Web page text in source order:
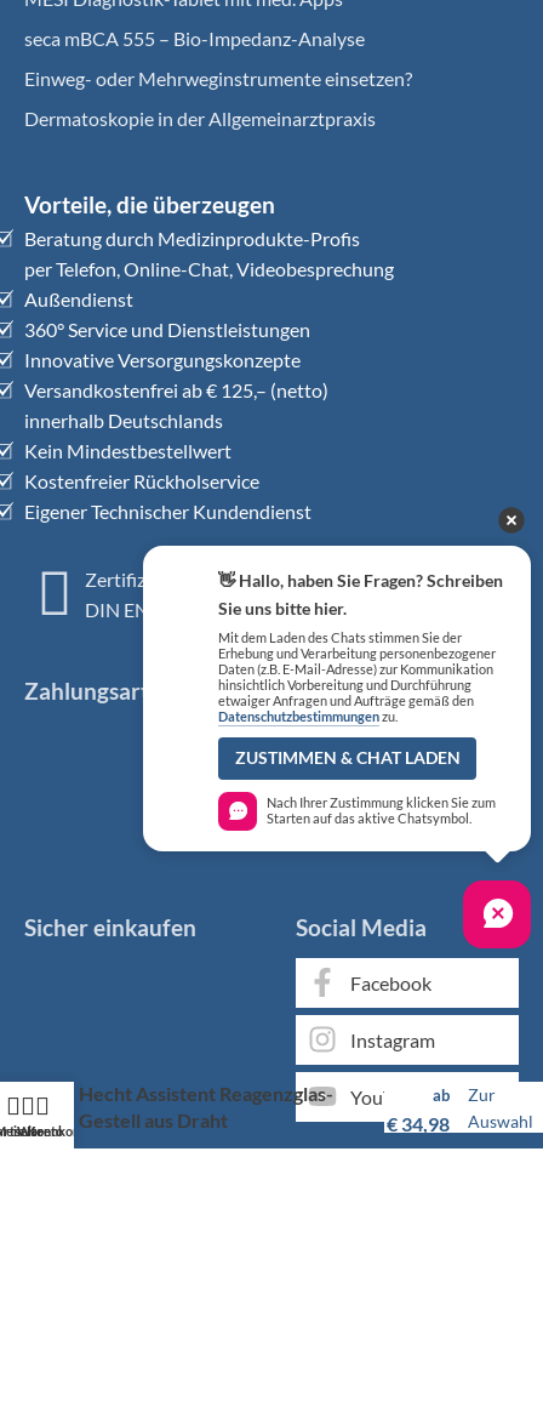
seca mBCA 555 – Bio-Impedanz-Analyse
Einweg- oder Mehrweginstrumente einsetzen?
Dermatoskopie in der Allgemeinarztpraxis
Vorteile, die überzeugen
Beratung durch Medizinprodukte-Profis
per Telefon, Online-Chat, Videobesprechung
Außendienst
360° Service und Dienstleistungen
Innovative Versorgungskonzepte
Versandkostenfrei ab € 125,– (netto)
innerhalb Deutschlands
Kein Mindestbestellwert
Kostenfreier Rückholservice
Eigener Technischer Kundendienst
Zertifiziertes QM-System
DIN EN ISO 13485
Zahlungsarten
Sicher einkaufen Social Media
Facebook
Instagram
YouTube
Konto
Warenkorb
Hecht Assistent Reagenzglas-
Gestell aus Draht
ab
€34,98
Zur
Auswahl
👋 Hallo, haben Sie Fragen? Schreiben
Sie uns bitte hier.
Mit dem Laden des Chats stimmen Sie der
Erhebung und Verarbeitung personenbezogener
Daten (z.B. E-Mail-Adresse) zur Kommunikation
hinsichtlich Vorbereitung und Durchführung
etwaiger Anfragen und Aufträge gemäß den
Datenschutzbestimmungenzu.
ZUSTIMMEN & CHAT LADEN
Nach Ihrer Zustimmung klicken Sie zum
Starten auf das aktive Chatsymbol.